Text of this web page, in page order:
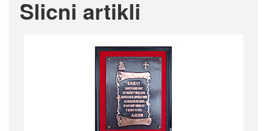
Slicni artikli